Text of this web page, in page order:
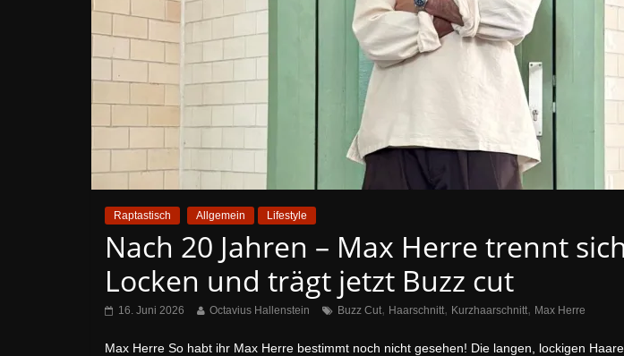
Raptastisch Allgemein Lifestyle
Nach 20 Jahren – Max Herre trennt
Locken und trägt jetzt Buzz cut
16. Juni 2026 Octavius Hallenstein Buzz Cut, Haarschnitt, Kurzhaarschnitt, Max Herre
Max Herre So habt ihr Max Herre bestimmt noch nicht gesehen! Die langen, lockigen